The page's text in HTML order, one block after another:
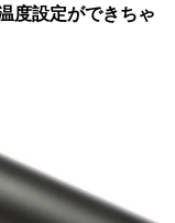
度設定ができちゃ